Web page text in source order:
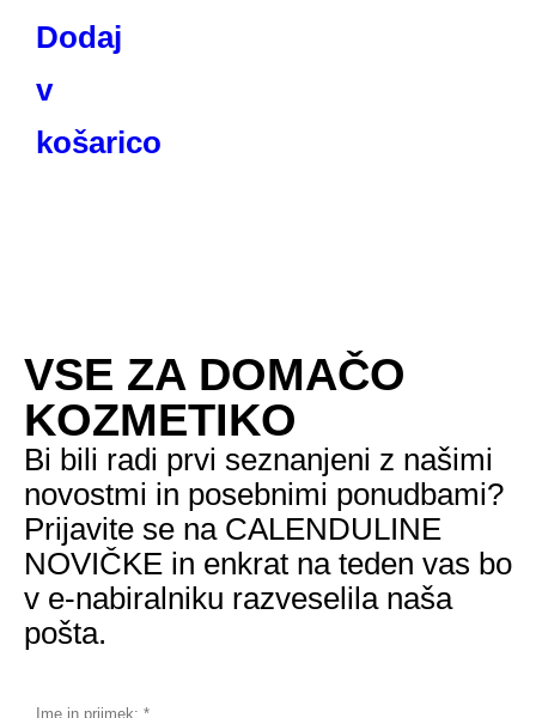
Dodaj
v
košarico
VSE ZA DOMAČO
KOZMETIKO
Bi bili radi prvi seznanjeni z našimi
novostmi in posebnimi ponudbami?
Prijavite se na CALENDULINE
NOVIČKE in enkrat na teden vas bo
v e-nabiralniku razveselila naša
pošta.